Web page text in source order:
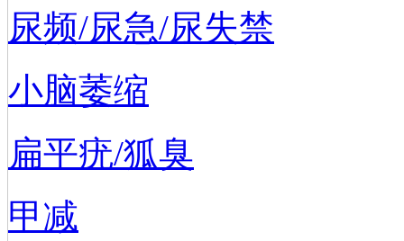
尿频/尿急/尿失禁
小脑萎缩
扁平疣/狐臭
甲减